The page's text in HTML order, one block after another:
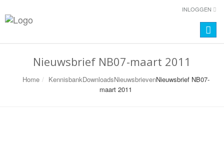
INLOGGEN
Toggle
Nieuwsbrief NB07-maart 2011
Home KennisbankDownloadsNieuwsbrievenNieuwsbrief NB07-
maart 2011